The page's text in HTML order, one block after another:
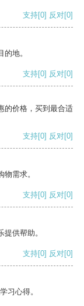
支持[0] 反对[0]
地。
支持[0] 反对[0]
的价格，买到最合适
支持[0] 反对[0]
需求。
支持[0] 反对[0]
供帮助。
支持[0] 反对[0]
习心得。